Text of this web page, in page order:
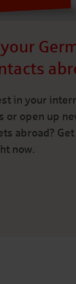
in your
open up
abroad?
now.